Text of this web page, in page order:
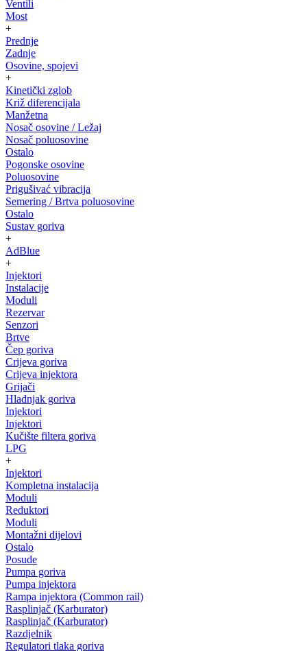
Ventili
Most
+
Prednje
Zadnje
Osovine, spojevi
+
Kinetički zglob
Križ diferencijala
Manžetna
Nosač osovine / Ležaj
Nosač poluosovine
Ostalo
Pogonske osovine
Poluosovine
Prigušivać vibracija
Semering / Brtva poluosovine
Ostalo
Sustav goriva
+
AdBlue
+
Injektori
Instalacije
Moduli
Rezervar
Senzori
Brtve
Čep goriva
Crijeva goriva
Crijeva injektora
Grijači
Hladnjak goriva
Injektori
Injektori
Kučište filtera goriva
LPG
+
Injektori
Kompletna instalacija
Moduli
Reduktori
Moduli
Montažni dijelovi
Ostalo
Posude
Pumpa goriva
Pumpa injektora
Rampa injektora (Common rail)
Rasplinjač (Karburator)
Rasplinjač (Karburator)
Razdjelnik
Regulatori tlaka goriva